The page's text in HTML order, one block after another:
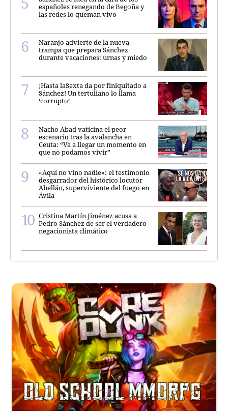
españoles renegando de Begoña y
las redes lo queman vivo
Naranjo advierte de la nueva
trampa que prepara Sánchez
durante vacaciones: urnas y miedo
¡Hasta laSexta da por finiquitado a
Sánchez! Un tertuliano lo llama
‘corrupto’
Nacho Abad vaticina el peor
escenario tras la avalancha en
Ceuta: “Va a llegar un momento en
que no podamos vivir”
«Aquí no vino nadie»: el testimonio
desgarrador del histórico locutor
Abellán, superviviente del fuego en
Ávila
Cristina Martín Jiménez acusa a
Pedro Sánchez de ser el verdadero
negacionista climático